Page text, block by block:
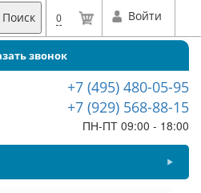
Поиск 0 Войти
звонок
+7 (495) 480-05-95
+7 (929) 568-88-15
ПН-ПТ 09:00 - 18:00